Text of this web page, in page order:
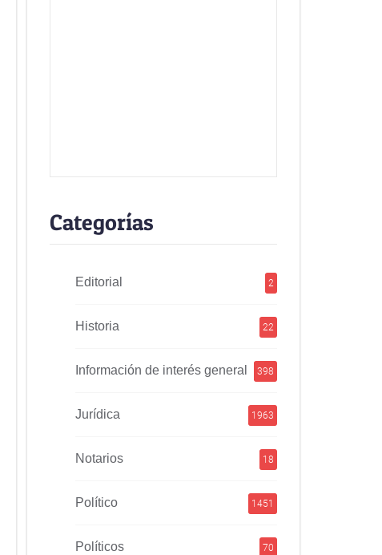
Categorías
Editorial 2
Historia 22
Información de interés general 398
Jurídica 1963
Notarios 18
Político 1451
Políticos 70